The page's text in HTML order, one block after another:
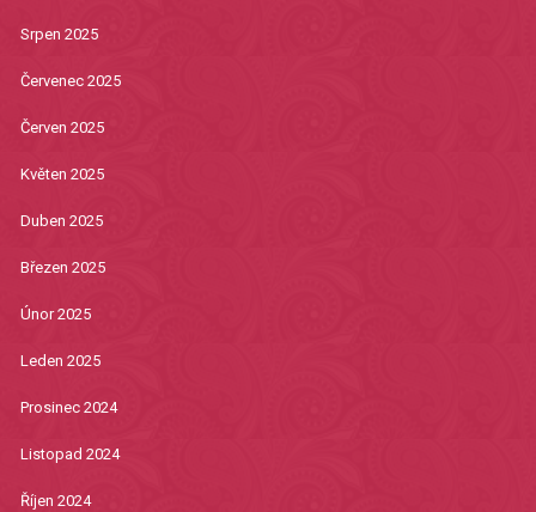
Srpen 2025
Červenec 2025
Červen 2025
Květen 2025
Duben 2025
Březen 2025
Únor 2025
Leden 2025
Prosinec 2024
Listopad 2024
Říjen 2024